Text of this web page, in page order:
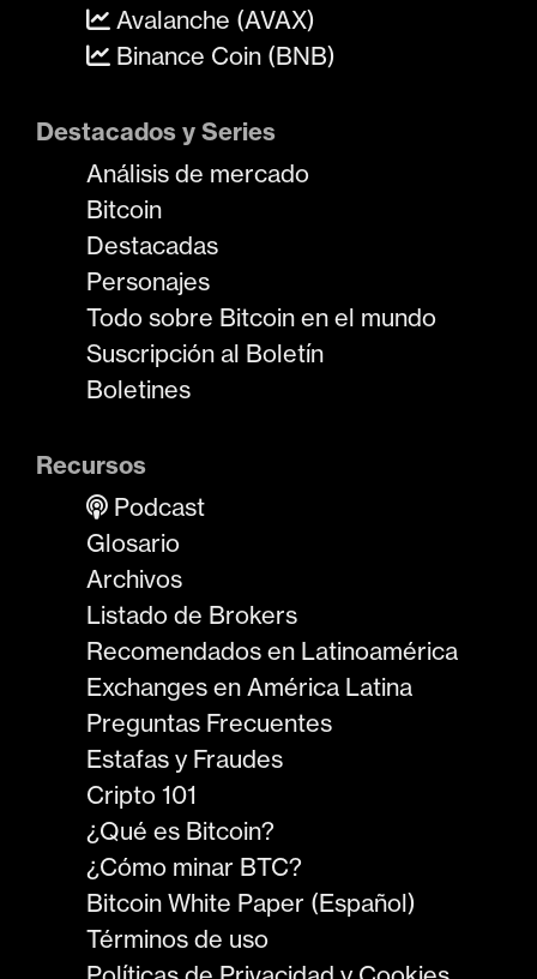
Avalanche (AVAX)
Binance Coin (BNB)
Destacados y Series
Análisis de mercado
Bitcoin
Destacadas
Personajes
Todo sobre Bitcoin en el mundo
Suscripción al Boletín
Boletines
Recursos
Podcast
Glosario
Archivos
Listado de Brokers
Recomendados en Latinoamérica
Exchanges en América Latina
Preguntas Frecuentes
Estafas y Fraudes
Cripto 101
¿Qué es Bitcoin?
¿Cómo minar BTC?
Bitcoin White Paper (Español)
Términos de uso